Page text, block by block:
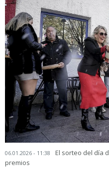
06.01.2026 - 11:38
El sorteo del día
premios